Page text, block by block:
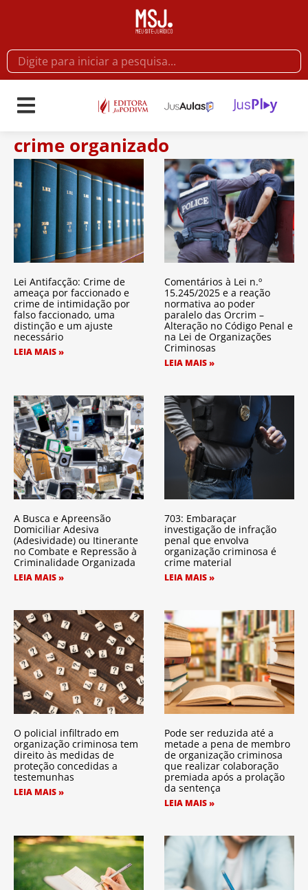
crime organizado
Lei Antifacção: Crime de
ameaça por faccionado e
crime de intimidação por
falso faccionado, uma
distinção e um ajuste
necessário
LEIA MAIS »
Comentários à Lei n.º
15.245/2025 e a reação
normativa ao poder
paralelo das Orcrim –
Alteração no Código Penal e
na Lei de Organizações
Criminosas
LEIA MAIS »
A Busca e Apreensão
Domiciliar Adesiva
(Adesividade) ou Itinerante
no Combate e Repressão à
Criminalidade Organizada
LEIA MAIS »
703: Embaraçar
investigação de infração
penal que envolva
organização criminosa é
crime material
LEIA MAIS »
O policial infiltrado em
organização criminosa tem
direito às medidas de
proteção concedidas a
testemunhas
LEIA MAIS »
Pode ser reduzida até a
metade a pena de membro
de organização criminosa
que realizar colaboração
premiada após a prolação
da sentença
LEIA MAIS »